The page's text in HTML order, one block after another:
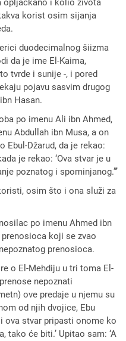
opljačkano i kolio života
korist osim sijanja
duodecimalnog šiizma
da je ime El-Kaima,
tvrde i sunije -, i pored
pojavu sasvim drugog
Hasan.
po imenu Ali ibn Ahmed,
Abdullah ibn Musa, a on
Ebul-Džarud, da je rekao:
je rekao: ‘Ova stvar je u
poznatog i spominjanog.”’
osim što i ona služi za
po imenu Ahmed ibn
koji se zvao
prenosioca.
o El-Mehdiju u tri toma El-
nepoznati
ove predaje u njemu su
od njih dvojice, Ebu
ova stvar pripasti onome ko
tako će biti.’ Upitao sam: ‘A